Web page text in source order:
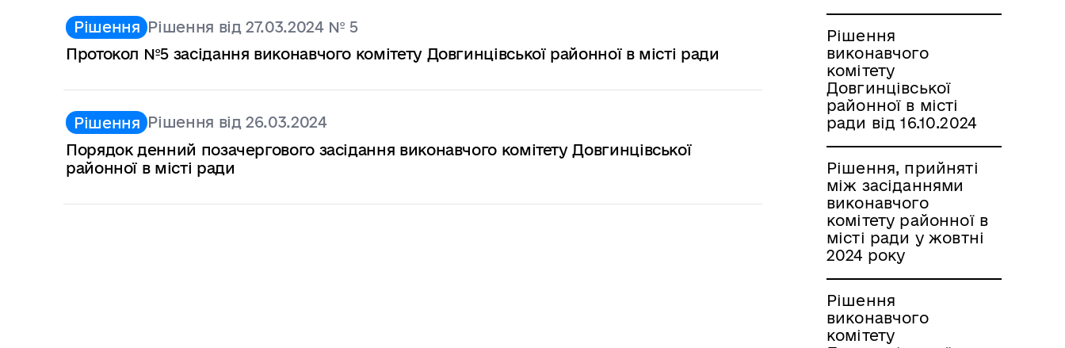
Рішення Рішення від 27.03.2024 № 5
Протокол №5 засідання виконавчого комітету Довгинцівської районної в місті ради
Рішення Рішення від 26.03.2024
Порядок денний позачергового засідання виконавчого комітету Довгинцівської
районної в місті ради
Рішення
виконавчого
комітету
Довгинцівської
районної в місті
ради від 16.10.2024
Рішення, прийняті
між засіданнями
виконавчого
комітету районної в
місті ради у жовтні
2024 року
Рішення
виконавчого
комітету